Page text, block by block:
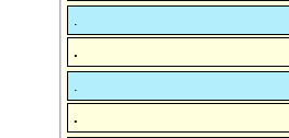
.
.